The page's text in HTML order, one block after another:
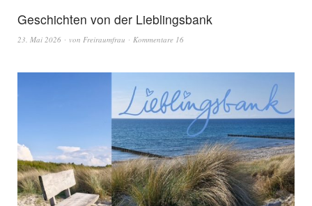
Geschichten von der Lieblingsbank
23. Mai 2026 von Freiraumfrau Kommentare 16